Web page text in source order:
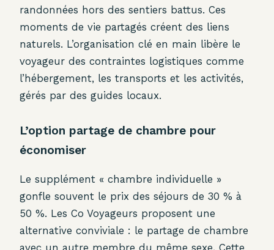
randonnées hors des sentiers battus. Ces
moments de vie partagés créent des liens
naturels. L’organisation clé en main libère le
voyageur des contraintes logistiques comme
l’hébergement, les transports et les activités,
gérés par des guides locaux.
L’option partage de chambre pour
économiser
Le supplément « chambre individuelle »
gonfle souvent le prix des séjours de 30 % à
50 %. Les Co Voyageurs proposent une
alternative conviviale : le partage de chambre